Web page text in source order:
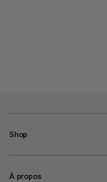
Shop
À propos